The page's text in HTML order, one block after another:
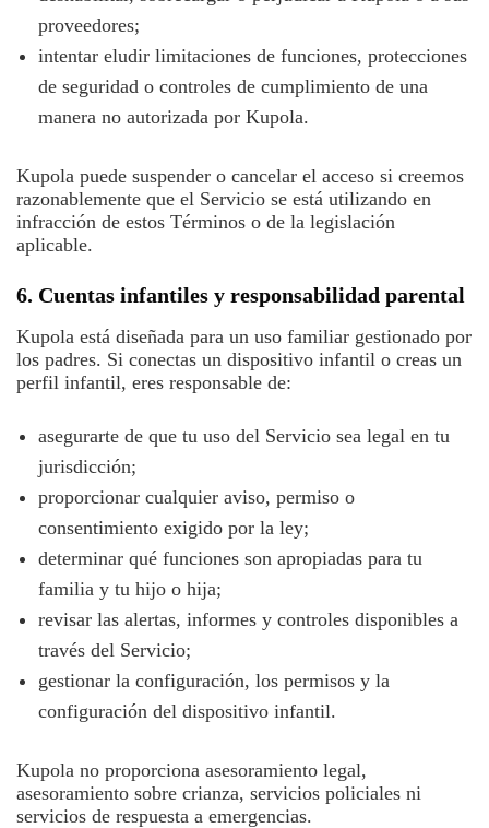
proveedores;
intentar eludir limitaciones de funciones, protecciones
de seguridad o controles de cumplimiento de una
manera no autorizada por Kupola.
Kupola puede suspender o cancelar el acceso si creemos
razonablemente que el Servicio se está utilizando en
infracción de estos Términos o de la legislación
aplicable.
6. Cuentas infantiles y responsabilidad parental
Kupola está diseñada para un uso familiar gestionado por
los padres. Si conectas un dispositivo infantil o creas un
perfil infantil, eres responsable de:
asegurarte de que tu uso del Servicio sea legal en tu
jurisdicción;
proporcionar cualquier aviso, permiso o
consentimiento exigido por la ley;
determinar qué funciones son apropiadas para tu
familia y tu hijo o hija;
revisar las alertas, informes y controles disponibles a
través del Servicio;
gestionar la configuración, los permisos y la
configuración del dispositivo infantil.
Kupola no proporciona asesoramiento legal,
asesoramiento sobre crianza, servicios policiales ni
servicios de respuesta a emergencias.